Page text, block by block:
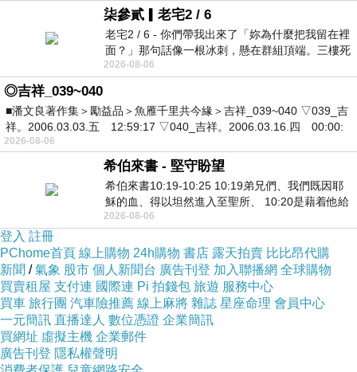
柒參貳▎老宅2 / 6
老宅2 / 6 - 你們帶我出來了「妳為什麼把我留在裡
面？」那句話像一根冰刺，懸在群組頂端。三樓死
死盯著照片裡的人。那個人確實站在
2026-08-06
◎吉祥_039~040
■潘文良著作集＞勵益品＞魚雁千里共今緣＞吉祥_039~040 ▽039_吉
祥。2006.03.03.五 12:59:17 ▽040_吉祥。2006.03.16.四 00:00:
2026-08-06
希伯來書 - 堅守盼望
希伯來書10:19-10:25 10:19弟兄們、我們既因耶
穌的血、得以坦然進入至聖所、 10:20是藉着他給
我們開了一條又新又活的路從幔子經過
2026-08-06
登入 註冊
PChome首頁 線上購物 24h購物 書店 露天拍賣 比比昂代購
新聞 /氣象 股市 個人新聞台 廣告刊登 加入聯播網 全球購物
買賣租屋 支付連 國際連 Pi 拍錢包 旅遊 服務中心
買車 旅行團 汽車險推薦 線上麻將 雜誌 星座命理 會員中心
一元簡訊 直播達人 數位憑證 企業簡訊
買網址 虛擬主機 企業郵件
廣告刊登 隱私權聲明